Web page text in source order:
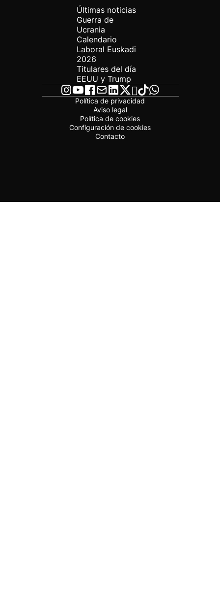
Últimas noticias
Guerra de
Ucrania
Calendario
Laboral Euskadi
2026
Titulares del día
EEUU y Trump
Política de privacidad
Aviso legal
Política de cookies
Configuración de cookies
Contacto